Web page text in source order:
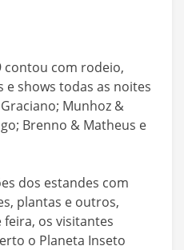
contou com rodeio,
shows todas as noites
Munhoz &
Brenno & Matheus e
dos estandes com
plantas e outros,
os visitantes
o Planeta Inseto